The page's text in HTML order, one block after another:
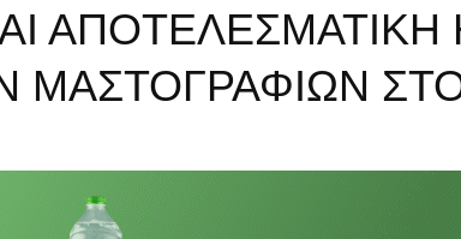
ΑΠΟΤΕΛΕΣΜΑΤΙΚΗ
ΜΑΣΤΟΓΡΑΦΙΩΝ